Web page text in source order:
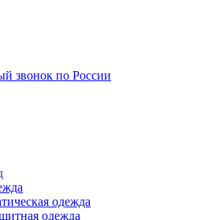
звонок по России
одежда
одежда